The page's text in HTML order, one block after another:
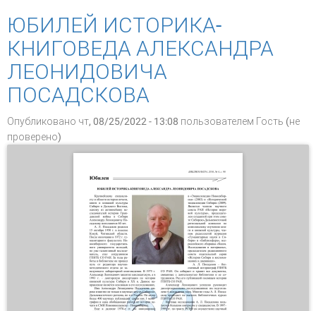
ЮБИЛЕЙ ИСТОРИКА-
КНИГОВЕДА АЛЕКСАНДРА
ЛЕОНИДОВИЧА
ПОСАДСКОВА
Опубликовано чт, 08/25/2022 - 13:08 пользователем Гость (не
проверено)